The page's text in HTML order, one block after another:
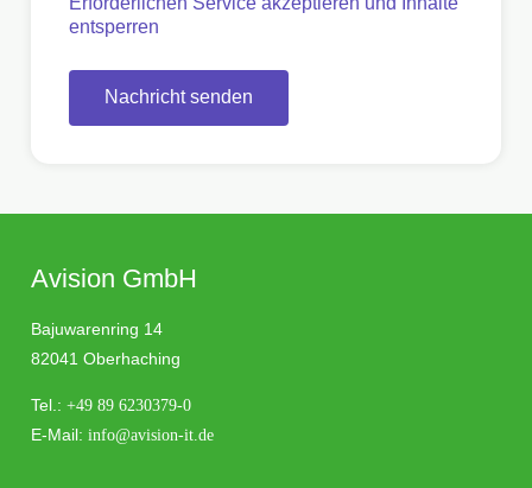
entsperren
Nachricht senden
Avision GmbH
Bajuwarenring 14
82041 Oberhaching
Tel.: +49 89 6230379-0
E-Mail: info@avision-it.de